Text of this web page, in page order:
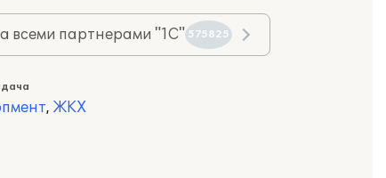
всеми партнерами "1С" 575825
, ЖКХ